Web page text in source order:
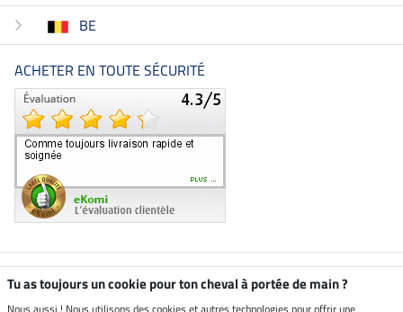
BE
ACHETER EN TOUTE SÉCURITÉ
Boutique climatiquement
neutre
Tu as toujours un cookie pour ton cheval à portée de main ?